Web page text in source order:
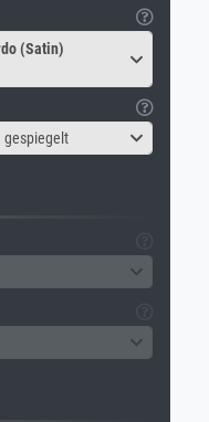
(Satin)
gespiegelt